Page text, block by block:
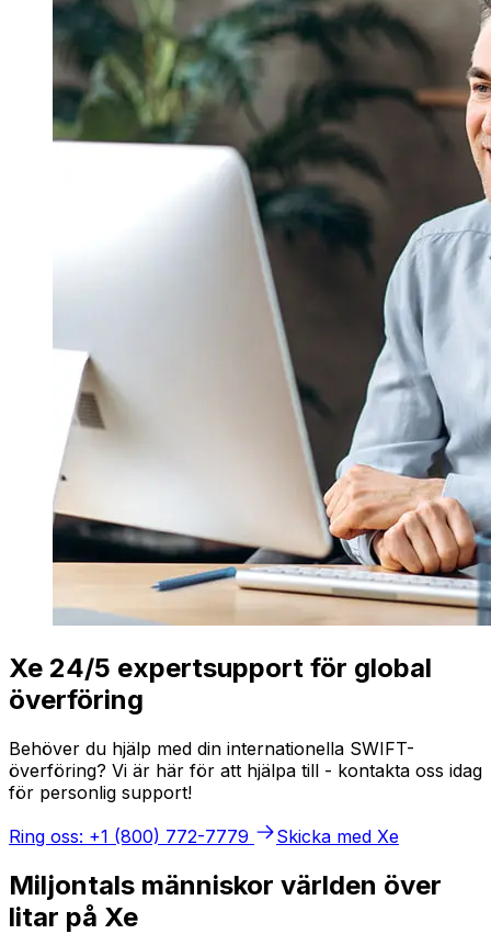
Xe 24/5 expertsupport för global
överföring
Behöver du hjälp med din internationella SWIFT-
överföring? Vi är här för att hjälpa till - kontakta oss idag
för personlig support!
Ring oss: +1 (800) 772-7779
Skicka med Xe
Miljontals människor världen över
litar på Xe